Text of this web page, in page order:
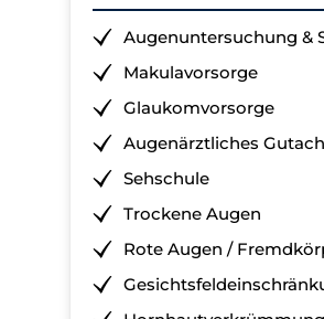
Augenuntersuchung &
Makulavorsorge
Glaukomvorsorge
Augenärztliches
Sehschule
Trockene Augen
Rote Augen /